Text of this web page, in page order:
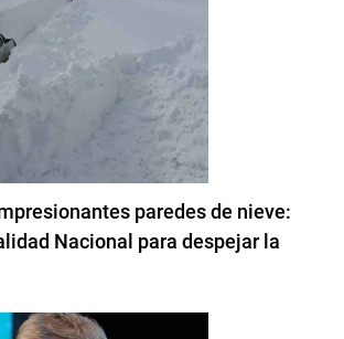
paredes de nieve:
Nacional para despejar la